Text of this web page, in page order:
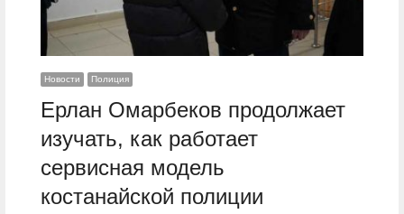
Новости Полиция
Ерлан Омарбеков продолжает
изучать, как работает
сервисная модель
костанайской полиции